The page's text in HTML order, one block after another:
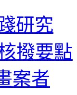
研究
撥要點
案者